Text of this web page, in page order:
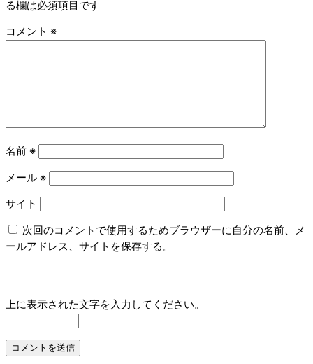
る欄は必須項目です
コメント ※
名前 ※
メール ※
サイト
次回のコメントで使用するためブラウザーに自分の名前、メ
ールアドレス、サイトを保存する。
上に表示された文字を入力してください。